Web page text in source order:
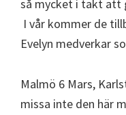
så mycket i takt att
I vår kommer de
Evelyn medverkar
Malmö 6 Mars,
missa inte den här